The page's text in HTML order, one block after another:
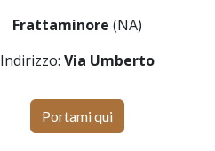
Frattaminore (NA)
Indirizzo: Via Umberto
Portami qui